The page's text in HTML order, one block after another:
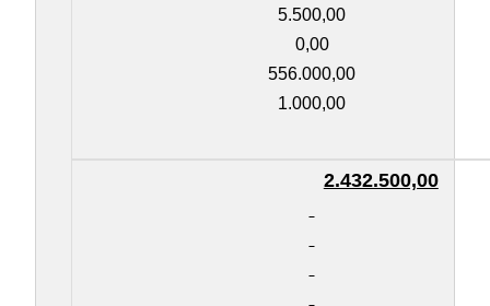
5.500,00
0,00
556.000,00
1.000,00
2.432.500,00